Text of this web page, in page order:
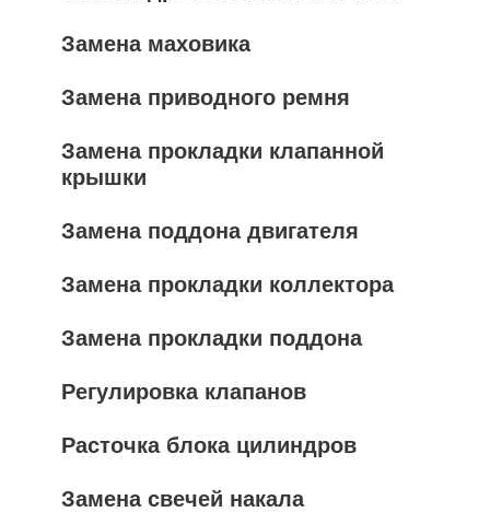
Замена маховика
Замена приводного ремня
Замена прокладки клапанной
крышки
Замена поддона двигателя
Замена прокладки коллектора
Замена прокладки поддона
Регулировка клапанов
Расточка блока цилиндров
Замена свечей накала